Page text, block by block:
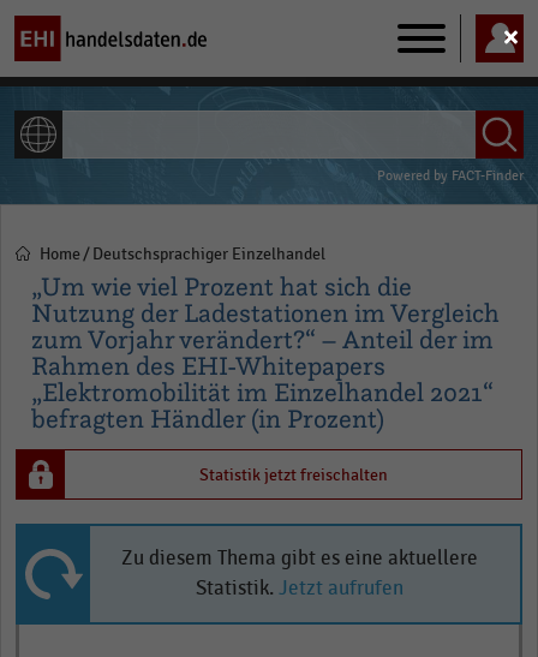
Main
navigation
Powered by FACT-Finder
Pfadnavigation
Home Deutschsprachiger Einzelhandel
„Um wie viel Prozent hat sich die
Nutzung der Ladestationen im Vergleich
zum Vorjahr verändert?“ – Anteil der im
Rahmen des EHI-Whitepapers
„Elektromobilität im Einzelhandel 2021“
befragten Händler (in Prozent)
Statistik jetzt freischalten
Zu diesem Thema gibt es eine aktuellere
Statistik. Jetzt aufrufen